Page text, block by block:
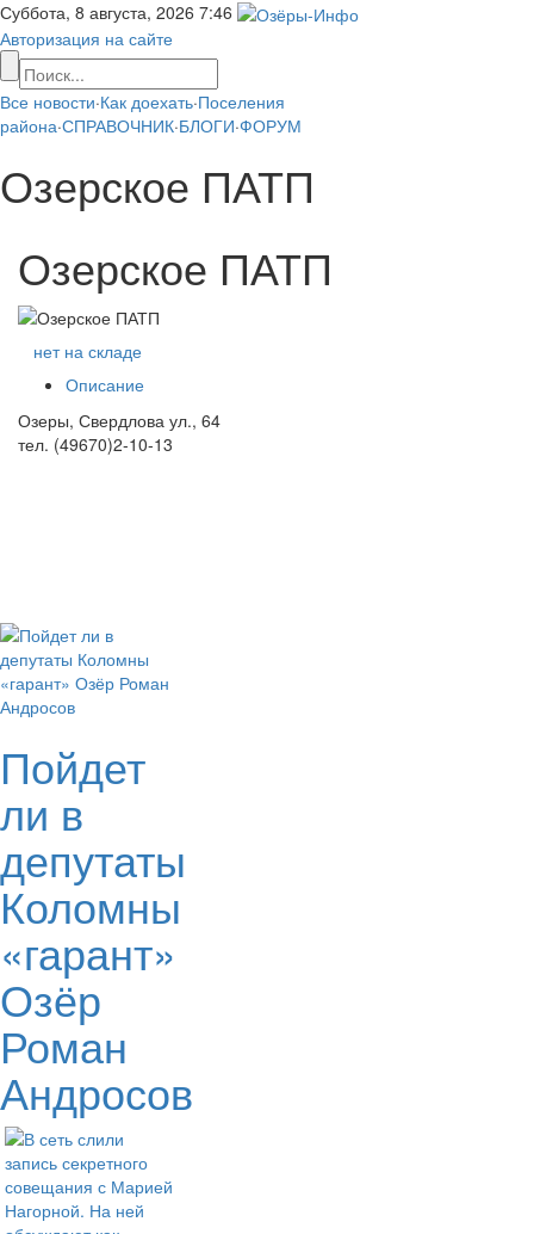
Суббота, 8 августа, 2026 7:46
Авторизация на сайте
Все новости·Как доехать·Поселения
района·СПРАВОЧНИК·БЛОГИ·ФОРУМ
Озерское ПАТП
Озерское ПАТП
нет на складе
Описание
Озеры, Свердлова ул., 64
тел. (49670)2-10-13
Пойдет
ли в
депутаты
Коломны
«гарант»
Озёр
Роман
Андросов